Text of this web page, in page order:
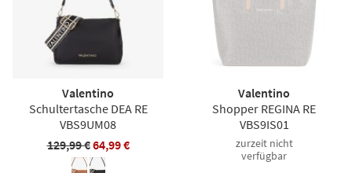
Valentino
Schultertasche DEA RE
VBS9UM08
129,99 €64,99 €
Valentino
Shopper REGINA RE
VBS9IS01
zurzeit nicht
verfügbar